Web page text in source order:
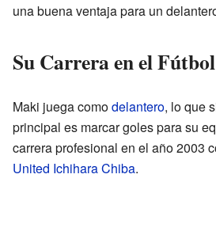
una buena ventaja para un
Su Carrera en el Fútbol
Maki juega comodelantero, lo que
principal es marcar goles para su
carrera profesional en el año 2003
United Ichihara Chiba.